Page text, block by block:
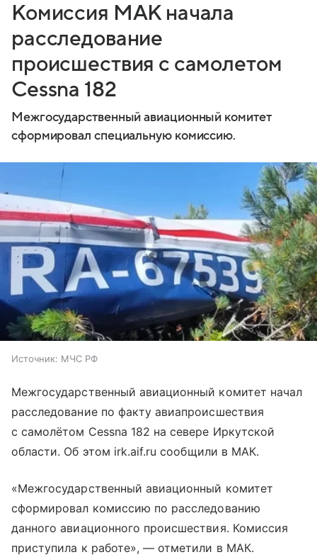
Комиссия МАК начала
расследование
происшествия с самолетом
Cessna 182
Межгосударственный авиационный комитет
сформировал специальную комиссию.
Источник: МЧС РФ
Межгосударственный авиационный комитет начал
расследование по факту авиапроисшествия
с самолётом Cessna 182 на севере Иркутской
области. Об этом irk.aif.ru сообщили в МАК.
«Межгосударственный авиационный комитет
сформировал комиссию по расследованию
данного авиационного происшествия. Комиссия
приступила к работе», — отметили в МАК.